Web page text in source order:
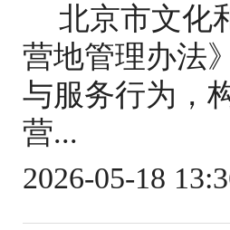
北京市文化
营地管理办法
与服务行为，
营...
2026-05-18